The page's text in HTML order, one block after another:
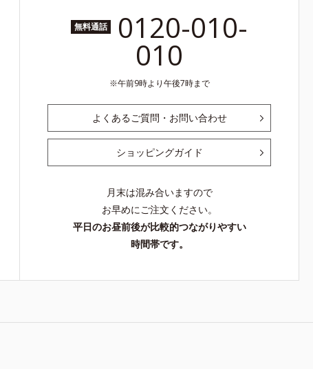
無料通話 0120-010-
010
午前9時より午後7時まで
よくあるご質問・お問い合わせ
ショッピングガイド
月末は混み合いますので
お早めにご注文ください。
平日のお昼前後が比較的つながりやすい
時間帯です。